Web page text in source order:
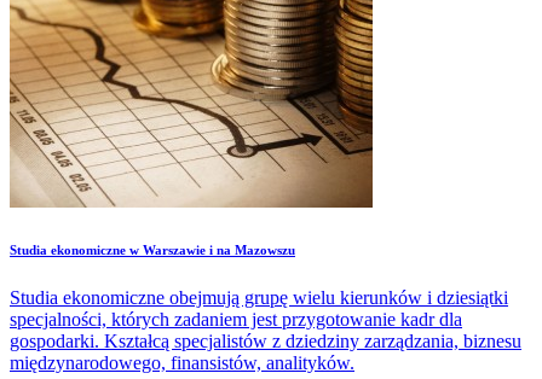
Studia ekonomiczne w Warszawie i na Mazowszu
Studia ekonomiczne obejmują grupę wielu kierunków i dziesiątki
specjalności, których zadaniem jest przygotowanie kadr dla
gospodarki. Kształcą specjalistów z dziedziny zarządzania, biznesu
międzynarodowego, finansistów, analityków.